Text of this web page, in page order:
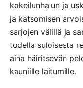
kokeilunhalun ja
ja katsomisen
sarjojen välillä ja
todella suloisesta
aina häiritsevän
kauniille laitumille.